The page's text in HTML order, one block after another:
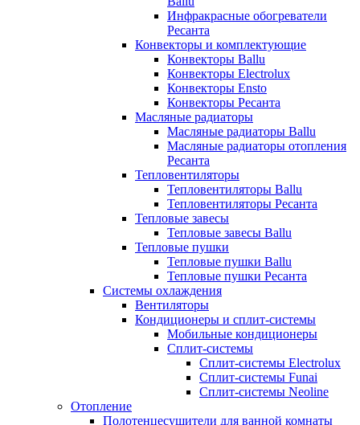
Инфракрасные обогреватели
Ресанта
Конвекторы и комплектующие
Конвекторы Ballu
Конвекторы Electrolux
Конвекторы Ensto
Конвекторы Ресанта
Масляные радиаторы
Масляные радиаторы Ballu
Масляные радиаторы отопления
Ресанта
Тепловентиляторы
Тепловентиляторы Ballu
Тепловентиляторы Ресанта
Тепловые завесы
Тепловые завесы Ballu
Тепловые пушки
Тепловые пушки Ballu
Тепловые пушки Ресанта
Системы охлаждения
Вентиляторы
Кондиционеры и сплит-системы
Мобильные кондиционеры
Сплит-системы
Сплит-системы Electrolux
Сплит-системы Funai
Сплит-системы Neoline
Отопление
Полотенцесушители для ванной комнаты